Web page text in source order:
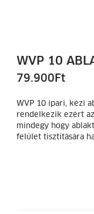
WVP 10
79.900 Ft
WVP 10 ipari, kézi
rendelkezik ezért
mindegy hogy
felület tisztítására